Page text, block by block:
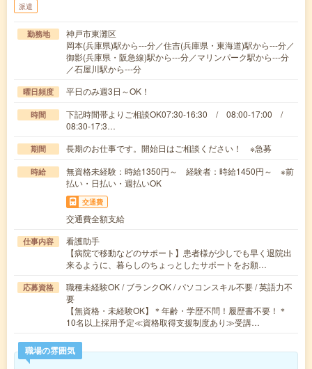
派遣
勤務地
神戸市東灘区
岡本(兵庫県)駅から---分／住吉(兵庫県・東海道)駅から---分／
御影(兵庫県・阪急線)駅から---分／マリンパーク駅から---分
／石屋川駅から---分
曜日頻度 平日のみ週3日～OK！
時間
下記時間帯よりご相談OK07:30-16:30 / 08:00-17:00 /
08:30-17:3…
期間 長期のお仕事です。開始日はご相談ください！ ※急募
時給
無資格未経験：時給1350円～ 経験者：時給1450円～ ※前
払い・日払い・週払いOK
交通費
交通費全額支給
仕事内容
看護助手
【病院で移動などのサポート】患者様が少しでも早く退院出
来るように、暮らしのちょっとしたサポートをお願…
応募資格
職種未経験OK / ブランクOK / パソコンスキル不要 / 英語力不
要
【無資格・未経験OK】＊年齢・学歴不問！履歴書不要！＊
10名以上採用予定≪資格取得支援制度あり≫受講…
職場の雰囲気